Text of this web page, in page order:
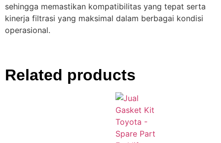
sehingga memastikan kompatibilitas yang tepat serta
kinerja filtrasi yang maksimal dalam berbagai kondisi
operasional.
Related products